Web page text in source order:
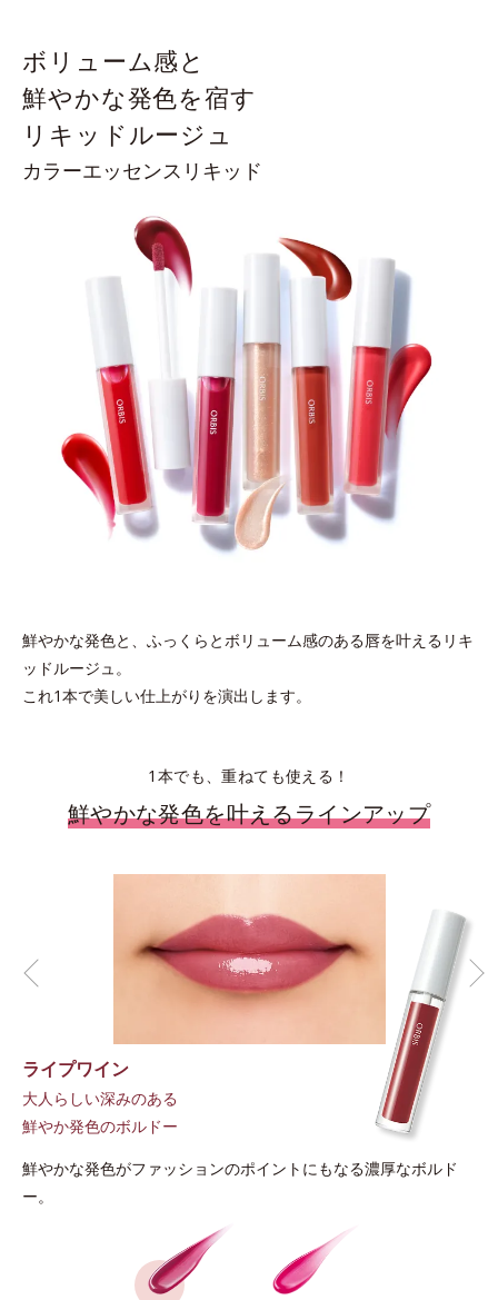
ボリューム感と
鮮やかな発色を宿す
リキッドルージュ
カラーエッセンスリキッド
鮮やかな発色と、ふっくらとボリューム感のある唇を叶えるリキ
ッドルージュ。
これ1本で美しい仕上がりを演出します。
1本でも、重ねても使える！
鮮やかな発色を叶えるラインアップ
ライプワイン
大人らしい深みのある
鮮やか発色のボルドー
鮮やかな発色がファッションのポイントにもなる濃厚なボルド
ー。